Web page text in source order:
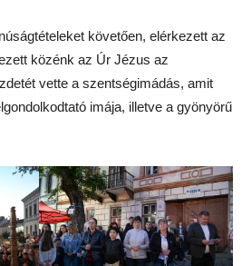
követően, elérkezett az
közénk az Úr Jézus az
vette a szentségimádás, amit
imája, illetve a gyönyörű